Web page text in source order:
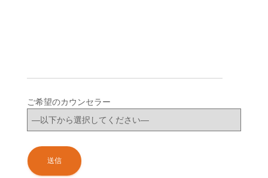
ご希望のカウンセラー